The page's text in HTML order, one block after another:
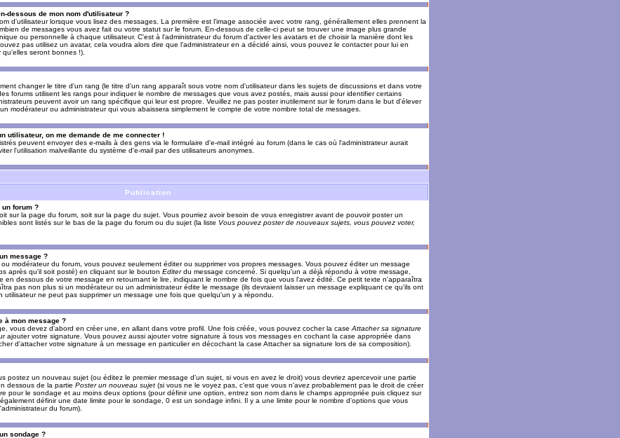
dessous de mon nom d'utilisateur ?
d'utilisateur lorsque vous lisez des messages. La première est l'image associée avec votre rang, générallement elles prennent la
de messages vous avez fait ou votre statut sur le forum. En-dessous de celle-ci peut se trouver une image plus grande
ou personnelle à chaque utilisateur. C'est à l'administrateur du forum d'activer les avatars et de choisir la manière dont les
pas utilisez un avatar, cela voudra alors dire que l'administrateur en a décidé ainsi, vous pouvez le contacter pour lui en
seront bonnes !).
changer le titre d'un rang (le titre d'un rang apparaît sous votre nom d'utilisateur dans les sujets de discussions et dans votre
forums utilisent les rangs pour indiquer le nombre de messages que vous avez postés, mais aussi pour identifier certains
peuvent avoir un rang spécifique qui leur est propre. Veuillez ne pas poster inutilement sur le forum dans le but d'élever
modérateur ou administrateur qui vous abaissera simplement le compte de votre nombre total de messages.
utilisateur, on me demande de me connecter !
peuvent envoyer des e-mails à des gens via le formulaire d'e-mail intégré au forum (dans le cas où l'administrateur aurait
l'utilisation malveillante du système d'e-mail par des utilisateurs anonymes.
Publication
un forum ?
sur la page du forum, soit sur la page du sujet. Vous pourriez avoir besoin de vous enregistrer avant de pouvoir poster un
sont listés sur le bas de la page du forum ou du sujet (la liste Vous pouvez poster de nouveaux sujets, vous pouvez voter,
message ?
modérateur du forum, vous pouvez seulement éditer ou supprimer vos propres messages. Vous pouvez éditer un message
après qu'il soit posté) en cliquant sur le bouton Editerdu message concerné. Si quelqu'un a déjà répondu à votre message,
en dessous de votre message en retournant le lire, indiquant le nombre de fois que vous l'avez édité. Ce petit texte n'apparaîtra
pas non plus si un modérateur ou un administrateur édite le message (ils devraient laisser un message expliquant ce qu'ils ont
utilisateur ne peut pas supprimer un message une fois que quelqu'un y a répondu.
à mon message ?
vous devez d'abord en créer une, en allant dans votre profil. Une fois créée, vous pouvez cocher la case Attacher sa signature
ajouter votre signature. Vous pouvez aussi ajouter votre signature à tous vos messages en cochant la case appropriée dans
d'attacher votre signature à un message en particulier en décochant la case Attacher sa signature lors de sa composition).
postez un nouveau sujet (ou éditez le premier message d'un sujet, si vous en avez le droit) vous devriez apercevoir une partie
dessous de la partie Poster un nouveau sujet (si vous ne le voyez pas, c'est que vous n'avez probablement pas le droit de créer
pour le sondage et au moins deux options (pour définir une option, entrez son nom dans le champs appropriée puis cliquez sur
également définir une date limite pour le sondage, 0 est un sondage infini. Il y a une limite pour le nombre d'options que vous
du forum).
sondage ?